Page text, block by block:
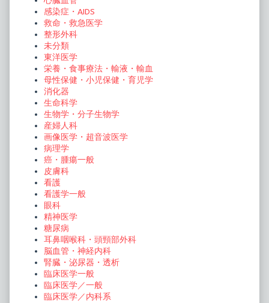
感染症・AIDS
救命・救急医学
整形外科
未分類
東洋医学
栄養・食事療法・輸液・輸血
母性保健・小児保健・育児学
消化器
生命科学
生物学・分子生物学
産婦人科
画像医学・超音波医学
病理学
癌・腫瘍一般
皮膚科
看護
看護学一般
眼科
精神医学
糖尿病
耳鼻咽喉科・頭頸部外科
脳血管・神経内科
腎臓・泌尿器・透析
臨床医学一般
臨床医学／一般
臨床医学／内科系